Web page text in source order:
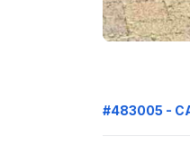
#483005 -